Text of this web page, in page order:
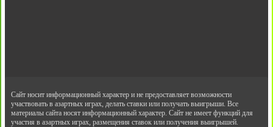
Сайт носит информационный характер и не предоставляет возможности
участвовать в азартных играх, делать ставки или получать выигрыши. Все
материалы сайта носят информационный характер. Сайт не имеет функций для
участия в азартных играх, размещения ставок или получения выигрышей.